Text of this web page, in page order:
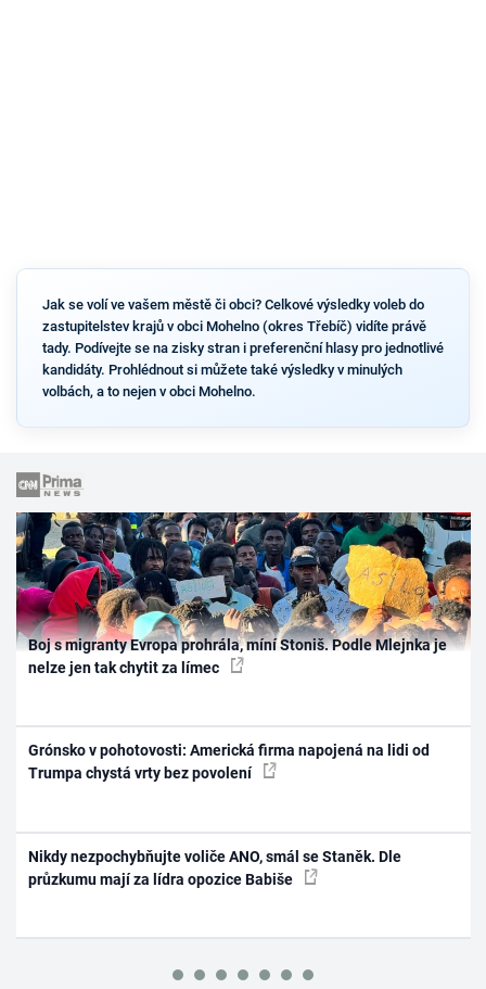
Jak se volí ve vašem městě či obci? Celkové výsledky voleb do
zastupitelstev krajů v obci Mohelno (okres Třebíč) vidíte právě
tady. Podívejte se na zisky stran i preferenční hlasy pro jednotlivé
kandidáty. Prohlédnout si můžete také výsledky v minulých
volbách, a to nejen v obci Mohelno.
Boj s migranty Evropa prohrála, míní Stoniš. Podle Mlejnka je
nelze jen tak chytit za límec
Grónsko v pohotovosti: Americká firma napojená na lidi od
Trumpa chystá vrty bez povolení
Nikdy nezpochybňujte voliče ANO, smál se Staněk. Dle
průzkumu mají za lídra opozice Babiše